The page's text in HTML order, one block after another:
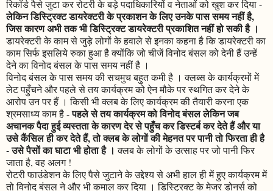
रिकॉर्ड पैसे जुटा कर रोटरी के बड़े पदाधिकारियों व नेताओं को खुश कर दिया -
लेकिन डिस्ट्रिक्ट डायरेक्टरी के प्रकाशन के लिए उनके पास समय नहीं है,
जिस कारण अभी तक भी डिस्ट्रिक्ट डायरेक्टरी प्रकाशित नहीं हो सकी है ।
डायरेक्टरी के काम से जुड़े लोगों के हवाले से इनका कहना है कि डायरेक्टरी का
काम सिर्फ इसलिये रुका हुआ है क्योंकि जो चीजें विनोद बंसल को देनी हैं उन्हें
देने का विनोद बंसल के पास समय नहीं है ।
विनोद बंसल के पास समय की सचमुच बहुत कमी है । क्लब्स के कार्यक्रमों में
लेट पहुँचने और पहले से तय कार्यक्रम को ऐन मौके पर स्थगित कर देने के
आरोप उन पर हैं । किसी भी क्लब के लिए कार्यक्रम की तैयारी करना एक
श्रमसाध्य काम है -पहले से तय कार्यक्रम को विनोद बंसल लेकिन जब
अचानक पैदा हुई व्यस्तता के कारण देर से पहुँच कर डिस्टर्ब कर देते हैं और या
उसे कैंसिल ही कर देते हैं, तो क्लब के लोगों की मेहनत पर पानी तो फिरता ही है
- उसे पैसों का घाटा भी होता है । क्लब के लोगों के उत्साह पर जो पानी फिर
जाता है, वह अलग !
रोटरी फाउंडेशन के लिए पैसे जुटाने के उद्देश्य से अभी हाल ही में हुए कार्यक्रम में
तो विनोद बंसल ने और भी कमाल कर दिया । डिस्ट्रिक्ट के मेजर डोनर्स को